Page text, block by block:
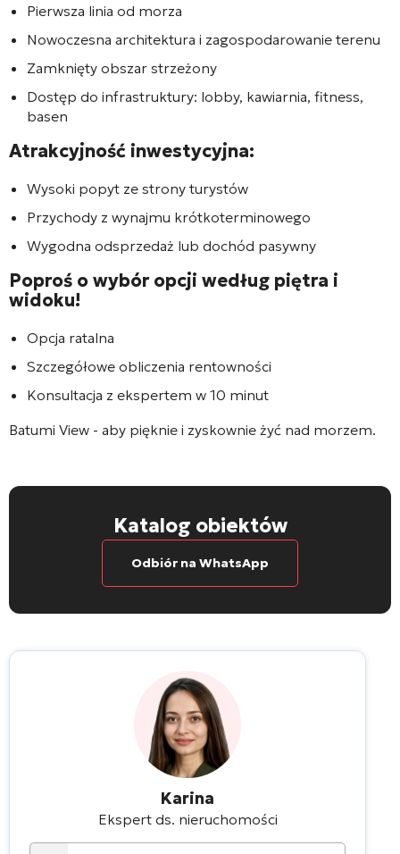
Pierwsza linia od morza
Nowoczesna architektura i zagospodarowanie terenu
Zamknięty obszar strzeżony
Dostęp do infrastruktury: lobby, kawiarnia, fitness,
basen
Atrakcyjność inwestycyjna:
Wysoki popyt ze strony turystów
Przychody z wynajmu krótkoterminowego
Wygodna odsprzedaż lub dochód pasywny
Poproś o wybór opcji według piętra i
widoku!
Opcja ratalna
Szczegółowe obliczenia rentowności
Konsultacja z ekspertem w 10 minut
Batumi View - aby pięknie i zyskownie żyć nad morzem.
Katalog obiektów
Odbiór na WhatsApp
Karina
Ekspert ds. nieruchomości